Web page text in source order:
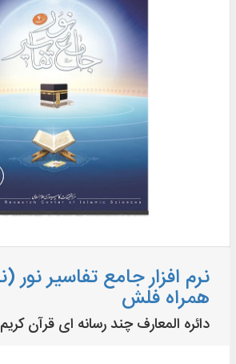
همراه فلش
دائره المعارف چند رسانه ای قرآن کریم